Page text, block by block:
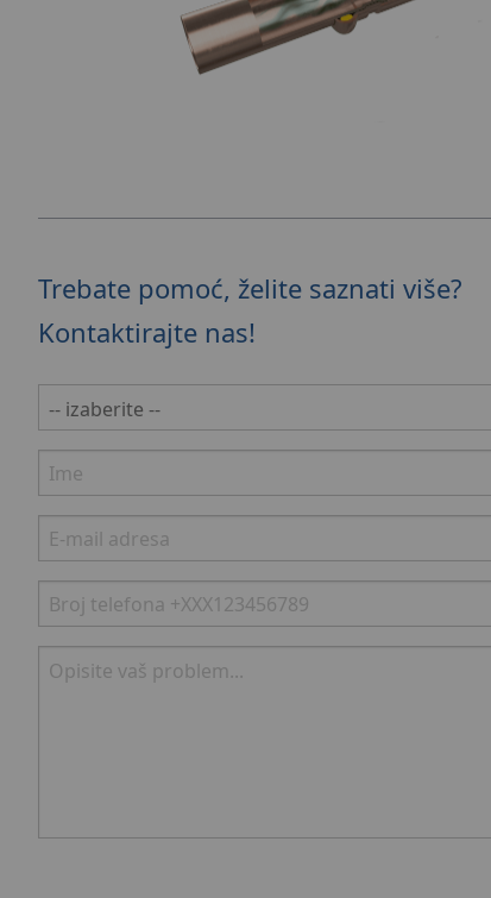
Trebate pomoć, želite saznati više?
Kontaktirajte nas!